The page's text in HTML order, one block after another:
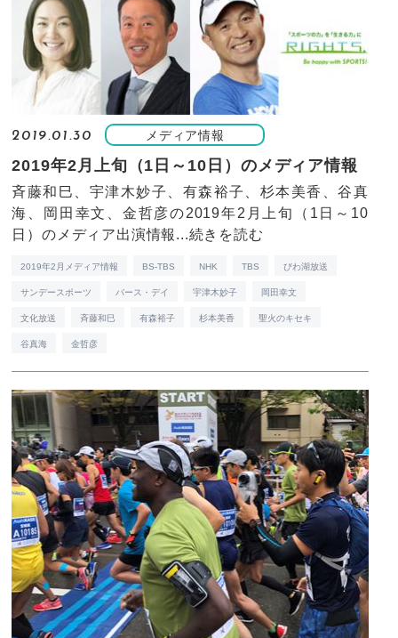
2019.01.30 メディア情報
2019年2月上旬（1日～10日）のメディア情報
斉藤和巳、宇津木妙子、有森裕子、杉本美香、谷真
海、岡田幸文、金哲彦の2019年2月上旬（1日～10
日）のメディア出演情報...続きを読む
2019年2月メディア情報 BS-TBS NHK TBS びわ湖放送
サンデースポーツ バース・デイ 宇津木妙子 岡田幸文
文化放送 斉藤和巳 有森裕子 杉本美香 聖火のキセキ
谷真海 金哲彦